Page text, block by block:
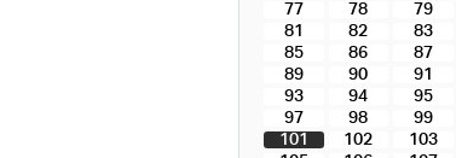
77
78 79
81
82 83
85
86 87
89
90 91
93
94 95
97
98 99
101
102 103